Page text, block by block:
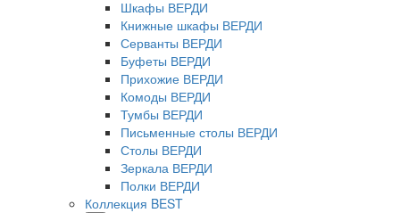
Шкафы ВЕРДИ
Книжные шкафы ВЕРДИ
Серванты ВЕРДИ
Буфеты ВЕРДИ
Прихожие ВЕРДИ
Комоды ВЕРДИ
Тумбы ВЕРДИ
Письменные столы ВЕРДИ
Столы ВЕРДИ
Зеркала ВЕРДИ
Полки ВЕРДИ
Коллекция BEST